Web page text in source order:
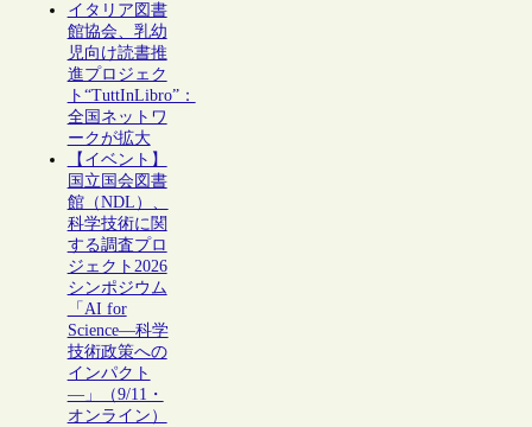
イタリア図書
館協会、乳幼
児向け読書推
進プロジェク
ト“TuttInLibro”：
全国ネットワ
ークが拡大
【イベント】
国立国会図書
館（NDL）、
科学技術に関
する調査プロ
ジェクト2026
シンポジウム
「AI for
Science―科学
技術政策への
インパクト
―」（9/11・
オンライン）